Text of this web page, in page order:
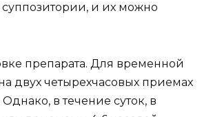
и их можно
препарата. Для временной
двух четырехчасовых приемах
в течение суток, в